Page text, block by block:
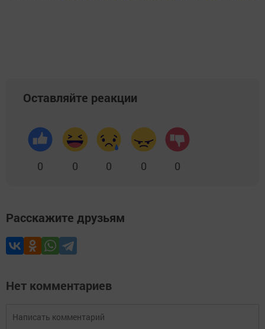
Оставляйте реакции
0 0 0 0 0
Расскажите друзьям
Нет комментариев